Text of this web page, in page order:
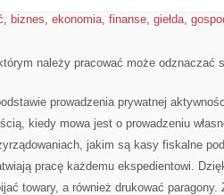
, biznes, ekonomia, finanse, giełda,
należy pracować może odznaczać
prowadzenia prywatnej
kiedy mowa jest o prowadzeniu
jakim są kasy fiskalne
pracę każdemu ekspedientowi.
towary, a również drukować paragony.